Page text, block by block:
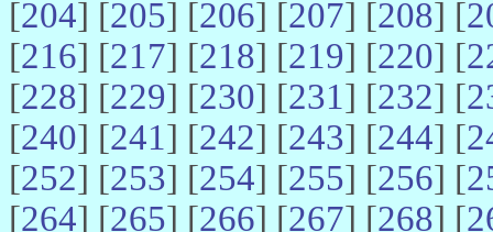
[204] [205] [206] [207] [208] [
[216] [217] [218] [219] [220] [
[228] [229] [230] [231] [232] [
[240] [241] [242] [243] [244] [
[252] [253] [254] [255] [256] [
[264] [265] [266] [267] [268] [